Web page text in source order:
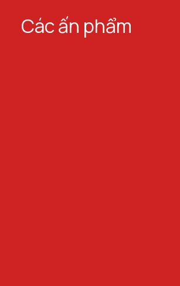
Các ấn phẩm